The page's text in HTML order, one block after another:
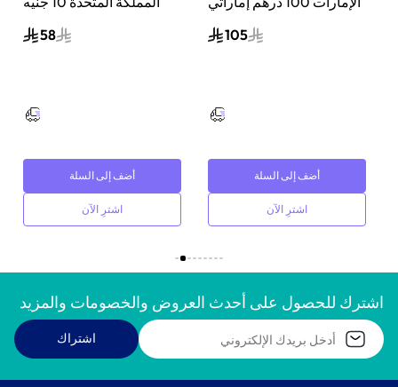
الرقمي بالبريد الإلكتروني
58
أضف إلى السلة
اشترِ الآن
الإلكتروني أزرق/وردي
105
أضف إلى السلة
اشترِ الآن
اشترك للحصول على أحدث العروض والخصومات والمزيد
اشتراك